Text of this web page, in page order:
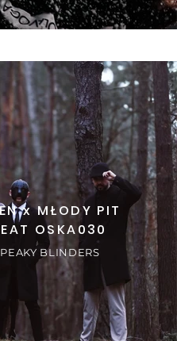
x MŁODY PIT
OSKA030
PEAKY BLINDERS